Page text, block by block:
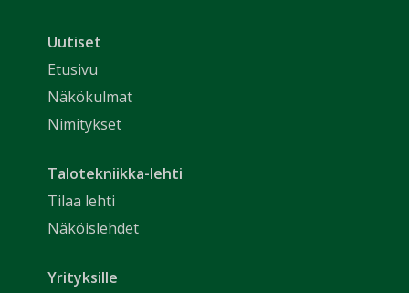
Uutiset
Etusivu
Näkökulmat
Nimitykset
Talotekniikka-lehti
Tilaa lehti
Näköislehdet
Yrityksille